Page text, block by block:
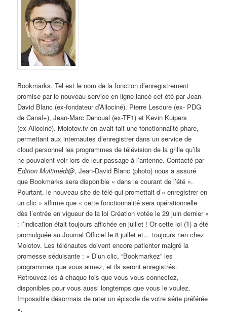
Bookmarks. Tel est le nom de la fonction d’enregistrement
promise par le nouveau service en ligne lancé cet été par Jean-
David Blanc (ex-fondateur d’Allociné), Pierre Lescure (ex- PDG
de Canal+), Jean-Marc Denoual (ex-TF1) et Kevin Kuipers
(ex-Allociné). Molotov.tv en avait fait une fonctionnalité-phare,
permettant aux internautes d’enregistrer dans un service de
cloud personnel les programmes de télévision de la grille qu’ils
ne pouvaient voir lors de leur passage à l’antenne. Contacté par
Edition Multimédi@, Jean-David Blanc (photo) nous a assuré
que Bookmarks sera disponible « dans le courant de l’été ».
Pourtant, le nouveau site de télé qui promettait d’« enregistrer en
un clic » affirme que « cette fonctionnalité sera opérationnelle
dès l’entrée en vigueur de la loi Création votée le 29 juin dernier »
: l’indication était toujours affichée en juillet ! Or cette loi (1) a été
promulguée au Journal Officiel le 8 juillet et… toujours rien chez
Molotov. Les télénautes doivent encore patienter malgré la
promesse séduisante : « D’un clic, “Bookmarkez” les
programmes que vous aimez, et ils seront enregistrés.
Retrouvez-les à chaque fois que vous vous connectez,
disponibles pour vous aussi longtemps que vous le voulez.
Impossible désormais de rater un épisode de votre série préférée
».